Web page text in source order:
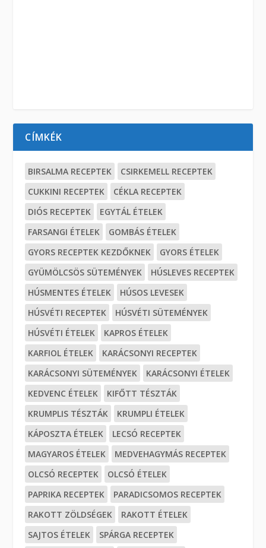
CÍMKÉK
BIRSALMA RECEPTEK
CSIRKEMELL RECEPTEK
CUKKINI RECEPTEK
CÉKLA RECEPTEK
DIÓS RECEPTEK
EGYTÁL ÉTELEK
FARSANGI ÉTELEK
GOMBÁS ÉTELEK
GYORS RECEPTEK KEZDŐKNEK
GYORS ÉTELEK
GYÜMÖLCSÖS SÜTEMÉNYEK
HÚSLEVES RECEPTEK
HÚSMENTES ÉTELEK
HÚSOS LEVESEK
HÚSVÉTI RECEPTEK
HÚSVÉTI SÜTEMÉNYEK
HÚSVÉTI ÉTELEK
KAPROS ÉTELEK
KARFIOL ÉTELEK
KARÁCSONYI RECEPTEK
KARÁCSONYI SÜTEMÉNYEK
KARÁCSONYI ÉTELEK
KEDVENC ÉTELEK
KIFŐTT TÉSZTÁK
KRUMPLIS TÉSZTÁK
KRUMPLI ÉTELEK
KÁPOSZTA ÉTELEK
LECSÓ RECEPTEK
MAGYAROS ÉTELEK
MEDVEHAGYMÁS RECEPTEK
OLCSÓ RECEPTEK
OLCSÓ ÉTELEK
PAPRIKA RECEPTEK
PARADICSOMOS RECEPTEK
RAKOTT ZÖLDSÉGEK
RAKOTT ÉTELEK
SAJTOS ÉTELEK
SPÁRGA RECEPTEK